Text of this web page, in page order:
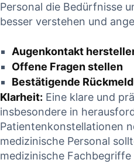
⁢Personal die Bedürfnisse
besser verstehen und
Augenkontakt
Offene Fragen stellen
Bestätigende⁢
Klarheit: Eine klare und
insbesondere in
Patientenkonstellationen
medizinische Personal
medizinische